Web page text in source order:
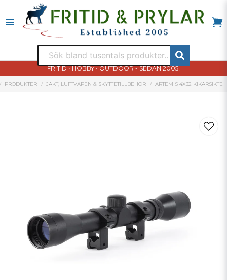
FRITID • HOBBY • OUTDOOR - SEDAN 2005!
PRODUKTER JAKT, LUFTVAPEN & SKYTTETILLBEHÖR ARTEMIS 4X32 KIKARSIKTE